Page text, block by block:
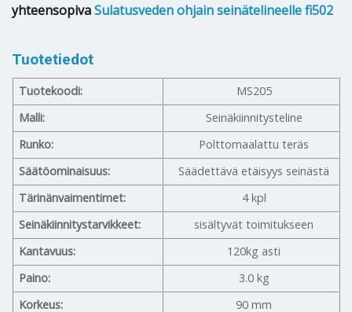
yhteensopivaSulatusveden ohjain seinätelineelle fi502
Tuotetiedot
Tuotekoodi:
MS205
Malli:
Seinäkiinnitysteline
Runko:
Polttomaalattu teräs
Säätöominaisuus:
Säädettävä etäisyys seinästä
Tärinänvaimentimet:
4 kpl
Seinäkiinnitystarvikkeet:
sisältyvät toimitukseen
Kantavuus:
120kg asti
Paino:
3.0 kg
Korkeus:
90 mm